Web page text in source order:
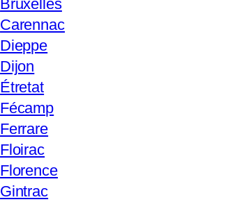
Bruxelles
Carennac
Dieppe
Dijon
Étretat
Fécamp
Ferrare
Floirac
Florence
Gintrac